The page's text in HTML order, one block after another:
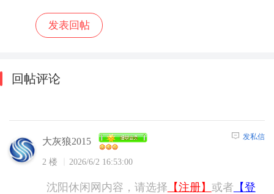
回帖评论
大灰狼2015
2 楼 2026/6/2 16:53:00
发私信
沈阳休闲网内容，请选择 【注册】 或者 【登